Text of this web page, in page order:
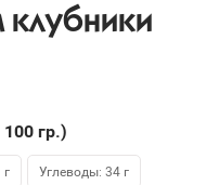
клубники
100гр.)
Углеводы: 34 г